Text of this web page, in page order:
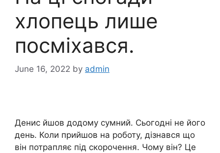
хлопець лише
посміхався.
June 16, 2022 by admin
Денис йшов додому сумний. Сьогодні не його
день. Коли прийшов на роботу, дізнався що
він потрапляє під скорочення. Чому він? Це